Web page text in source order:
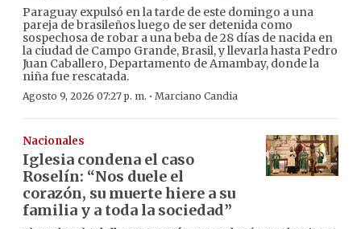
Paraguay expulsó en la tarde de este domingo a una
pareja de brasileños luego de ser detenida como
sospechosa de robar a una beba de 28 días de nacida en
la ciudad de Campo Grande, Brasil, y llevarla hasta Pedro
Juan Caballero, Departamento de Amambay, donde la
niña fue rescatada.
Agosto 9, 2026 07:27 p. m. · Marciano Candia
Nacionales
Iglesia condena el caso
Roselín: “Nos duele el
corazón, su muerte hiere a su
familia y a toda la sociedad”